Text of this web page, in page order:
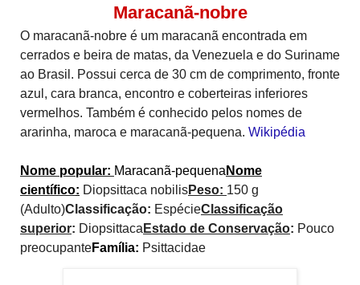
Maracanã-nobre
O maracanã-nobre é um maracanã encontrada em
cerrados e beira de matas, da Venezuela e do Suriname
ao Brasil. Possui cerca de 30 cm de comprimento, fronte
azul, cara branca, encontro e coberteiras inferiores
vermelhos. Também é conhecido pelos nomes de
ararinha, maroca e maracanã-pequena. Wikipédia
Nome popular: Maracanã-pequena Nome
científico: Diopsittaca nobilisPeso: 150 g
(Adulto)Classificação: EspécieClassificação
superior: Diopsittaca Estado de Conservação: Pouco
preocupanteFamília: Psittacidae